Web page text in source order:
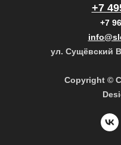
+7
+7
ул. Сущёвский
Copyright ©